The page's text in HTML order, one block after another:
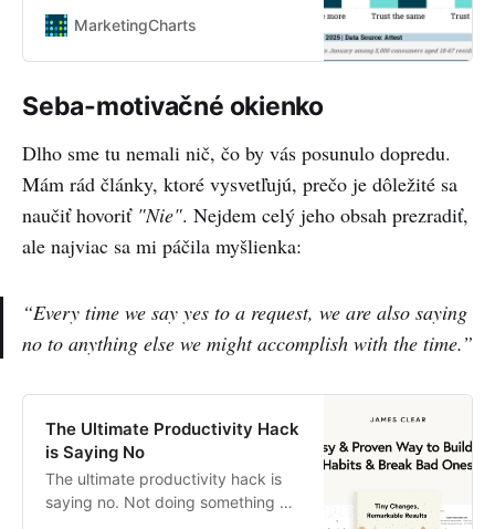
and Christmas sales. Apple’s Vision
Pro shipments saw a steep 43%
QoQ decline in Q4 2024, reflecting
hype. In Q4, Apple expanded the
markets, including South Korea,
UAE and Taiwan, which helped
partially offset the overall decline.
The device’s enterprise sales also
saw an uptick.Chinese OEMs Pico
in 2024. For Pico, shipments to the
enterprise segment surpassed
those to the consumer segment,
by its strong focus on enterprise
customers.According to our
projections, the global VR market’s
growth will remain limited over the
MarketingCharts
Seba-motivačné okienko
Dlho sme tu nemali nič, čo by vás posunulo dopredu.
Mám rád články, ktoré vysvetľujú, prečo je dôležité sa
naučiť hovoriť "Nie". Nejdem celý jeho obsah prezradiť,
ale najviac sa mi páčila myšlienka:
“Every time we say yes to a request, we are also saying
no to anything else we might accomplish with the time.”
The Ultimate Productivity Hack
is Saying No
The ultimate productivity hack is
saying no. Not doing something will